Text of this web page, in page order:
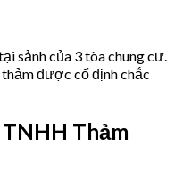
sảnh của 3 tòa chung cư.
được cố định chắc
Thảm